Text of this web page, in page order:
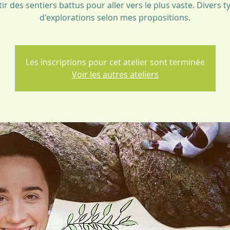
des sentiers battus pour aller vers le plus vaste. Divers
d'explorations selon mes propositions.
Les inscriptions pour cet atelier sont terminée
Voir les autres ateliers